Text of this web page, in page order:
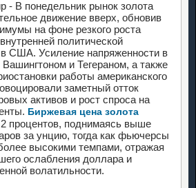
- В понедельник рынок золота
движение вверх, обновив
на фоне резкого роста
политической
в США. Усиление напряженности в
и Тегераном, а также
работы американского
заметный отток
активов и рост спроса на
Биржевая цена золота
процентов, поднимаясь выше
за унцию, тогда как фьючерсы
высокими темпами, отражая
ослабления доллара и
волатильности.